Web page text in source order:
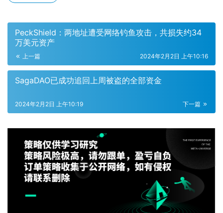
PeckShield：两地址遭受网络钓鱼攻击，共损失约34
万美元资产
上一篇 2024年2月2日 上午10:16
SagaDAO已成功追回上周被盗的全部资金
下一篇
2024年2月2日 上午10:19